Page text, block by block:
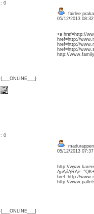
: 0
{___ONLINE___}
fairlee
05/12/2013
<a href=http://
href=http://
href=http://
href=http://
http://
: 0
{___ONLINE___}
05/12/2013
http://
ĄµĄóĄŔĄë
href=http://
http://